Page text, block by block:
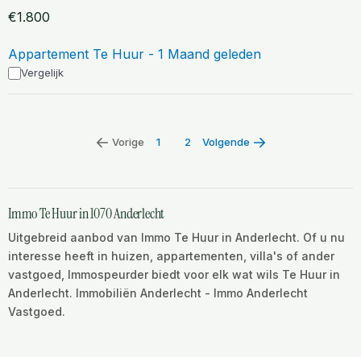
€1.800
Appartement Te Huur - 1 Maand geleden
Vergelijk
Vorige 1 2 Volgende
Immo Te Huur in 1070 Anderlecht
Uitgebreid aanbod van Immo Te Huur in Anderlecht. Of u nu
interesse heeft in huizen, appartementen, villa's of ander
vastgoed, Immospeurder biedt voor elk wat wils Te Huur in
Anderlecht. Immobiliën Anderlecht - Immo Anderlecht
Vastgoed.